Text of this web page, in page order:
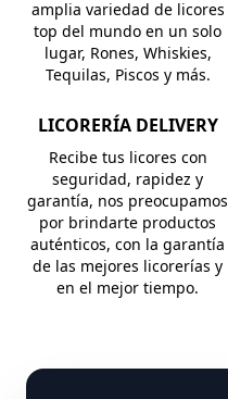
amplia variedad de licores
top del mundo en un solo
lugar, Rones, Whiskies,
Tequilas, Piscos y más.
LICORERÍA DELIVERY
Recibe tus licores con
seguridad, rapidez y
garantía, nos preocupamos
por brindarte productos
auténticos, con la garantía
de las mejores licorerías y
en el mejor tiempo.